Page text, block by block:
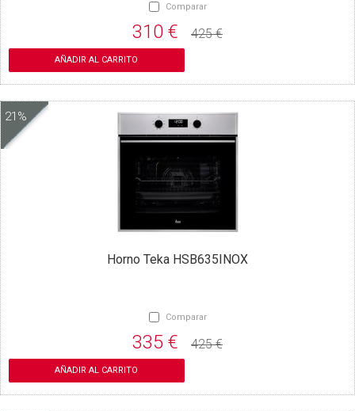
Comparar
310 € 425 €
AÑADIR AL CARRITO
21%
Horno Teka HSB635INOX
Comparar
335 € 425 €
AÑADIR AL CARRITO